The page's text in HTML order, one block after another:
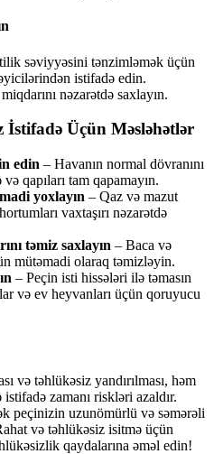
səviyyəsini tənzimləmək üçün
istifadə edin.
nəzarətdə saxlayın.
Üçün Məsləhətlər
edin – Havanın normal dövranını
qapıları tam qapamayın.
yoxlayın – Qaz və mazut
vaxtaşırı nəzarətdə
təmiz saxlayın – Baca və
mütəmadi olaraq təmizləyin.
– Peçin isti hissələri ilə təmasın
və ev heyvanları üçün qoruyucu
və təhlükəsiz yandırılması, həm
zamanı riskləri azaldır.
peçinizin uzunömürlü və səmərəli
və təhlükəsiz isitmə üçün
qaydalarına əməl edin!